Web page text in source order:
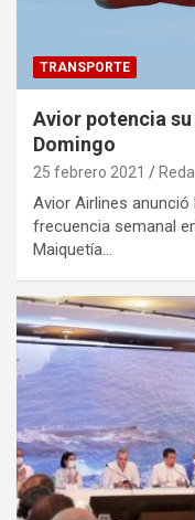
TRANSPORTE
Avior potencia
Domingo
25 febrero 2021
Avior Airlines
frecuencia semanal
Maiquetía…